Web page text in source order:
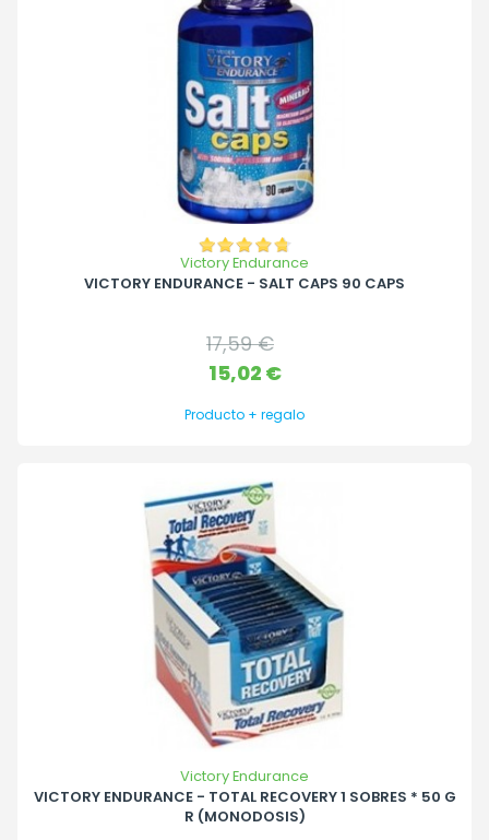
Victory Endurance
VICTORY ENDURANCE - SALT CAPS 90 CAPS
Precio
base
17,59 €
Precio
15,02 €
Producto + regalo
Victory Endurance
VICTORY ENDURANCE - TOTAL RECOVERY 1 SOBRES * 50 G
R (MONODOSIS)